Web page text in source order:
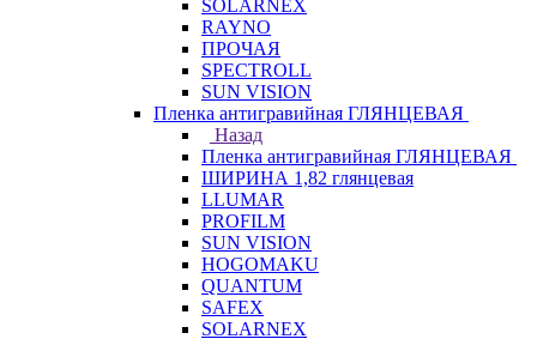
SOLARNEX
RAYNO
ПРОЧАЯ
SPECTROLL
SUN VISION
Пленка антигравийная ГЛЯНЦЕВАЯ
Назад
Пленка антигравийная ГЛЯНЦЕВАЯ
ШИРИНА 1,82 глянцевая
LLUMAR
PROFILM
SUN VISION
HOGOMAKU
QUANTUM
SAFEX
SOLARNEX